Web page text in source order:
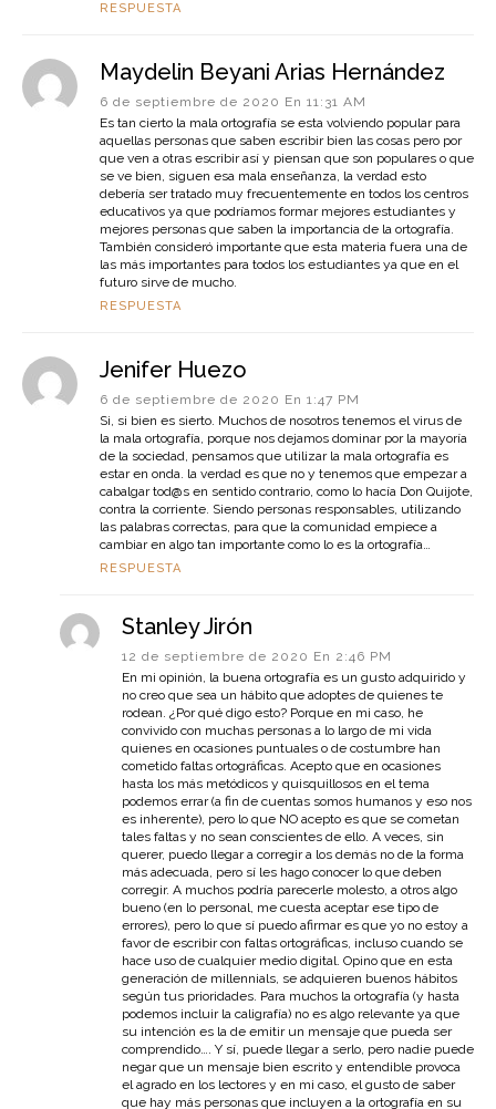
RESPUESTA
Maydelin Beyani Arias Hernández
6 de septiembre de 2020 En 11:31 AM
Es tan cierto la mala ortografía se esta volviendo popular para
aquellas personas que saben escribir bien las cosas pero por
que ven a otras escribir así y piensan que son populares o que
se ve bien, siguen esa mala enseñanza, la verdad esto
debería ser tratado muy frecuentemente en todos los centros
educativos ya que podríamos formar mejores estudiantes y
mejores personas que saben la importancia de la ortografía.
También consideró importante que esta materia fuera una de
las más importantes para todos los estudiantes ya que en el
futuro sirve de mucho.
RESPUESTA
Jenifer Huezo
6 de septiembre de 2020 En 1:47 PM
Si, si bien es sierto. Muchos de nosotros tenemos el virus de
la mala ortografía, porque nos dejamos dominar por la mayoría
de la sociedad, pensamos que utilizar la mala ortografía es
estar en onda. la verdad es que no y tenemos que empezar a
cabalgar tod@s en sentido contrario, como lo hacía Don Quijote,
contra la corriente. Siendo personas responsables, utilizando
las palabras correctas, para que la comunidad empiece a
cambiar en algo tan importante como lo es la ortografía…
RESPUESTA
Stanley Jirón
12 de septiembre de 2020 En 2:46 PM
En mi opinión, la buena ortografía es un gusto adquirido y
no creo que sea un hábito que adoptes de quienes te
rodean. ¿Por qué digo esto? Porque en mi caso, he
convivido con muchas personas a lo largo de mi vida
quienes en ocasiones puntuales o de costumbre han
cometido faltas ortográficas. Acepto que en ocasiones
hasta los más metódicos y quisquillosos en el tema
podemos errar (a fin de cuentas somos humanos y eso nos
es inherente), pero lo que NO acepto es que se cometan
tales faltas y no sean conscientes de ello. A veces, sin
querer, puedo llegar a corregir a los demás no de la forma
más adecuada, pero sí les hago conocer lo que deben
corregir. A muchos podría parecerle molesto, a otros algo
bueno (en lo personal, me cuesta aceptar ese tipo de
errores), pero lo que sí puedo afirmar es que yo no estoy a
favor de escribir con faltas ortográficas, incluso cuando se
hace uso de cualquier medio digital. Opino que en esta
generación de millennials, se adquieren buenos hábitos
según tus prioridades. Para muchos la ortografía (y hasta
podemos incluir la caligrafía) no es algo relevante ya que
su intención es la de emitir un mensaje que pueda ser
comprendido…. Y sí, puede llegar a serlo, pero nadie puede
negar que un mensaje bien escrito y entendible provoca
el agrado en los lectores y en mi caso, el gusto de saber
que hay más personas que incluyen a la ortografía en su